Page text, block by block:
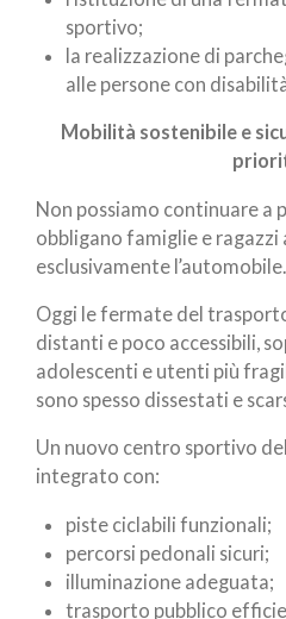
sportivo;
la realizzazione di
alle persone con
Mobilità sostenibile e
Non possiamo continuare
obbligano famiglie e ragazzi
esclusivamente l’automobile.
Oggi le fermate del
distanti e poco accessibili,
adolescenti e utenti più
sono spesso dissestati e
Un nuovo centro sportivo
integrato con:
piste ciclabili funzionali;
percorsi pedonali sicuri;
illuminazione adeguata;
trasporto pubblico